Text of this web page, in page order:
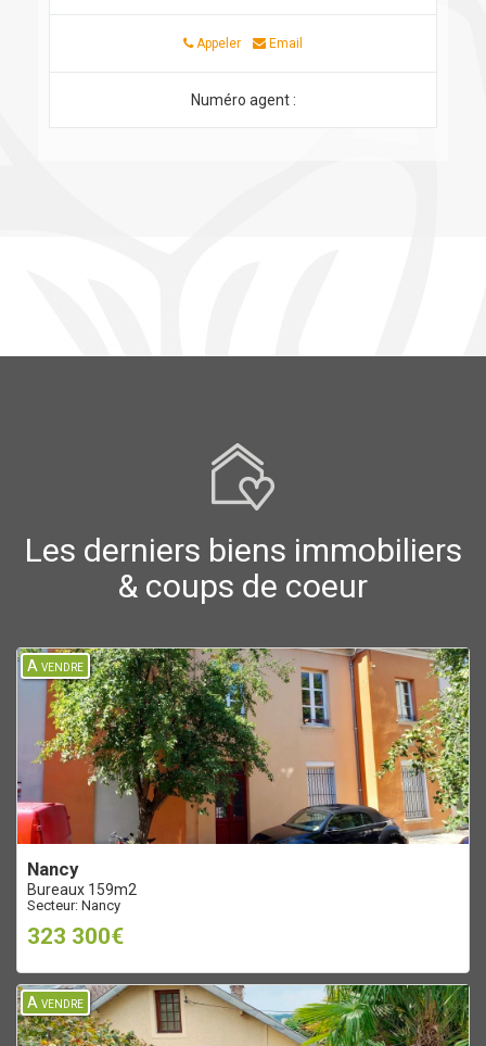
Appeler Email
Numéro agent :
Les derniers biens immobiliers
& coups de coeur
A vendre
nancy
Bureaux 159m2
Secteur: Nancy
323 300€
A vendre